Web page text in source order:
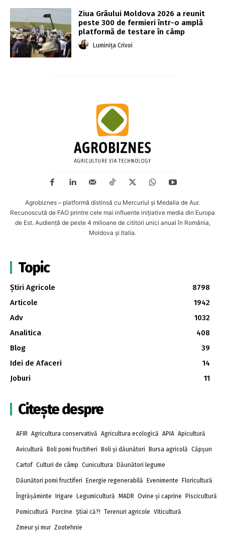
Ziua Grâului Moldova 2026 a reunit
peste 300 de fermieri într-o amplă
platformă de testare în câmp
Luminița Crivoi
Agrobiznes – platformă distinsă cu Mercuriul și Medalia de Aur.
Recunoscută de FAO printre cele mai influente inițiative media din Europa
de Est. Audiență de peste 4 milioane de cititori unici anual în România,
Moldova și Italia.
Topic
Știri Agricole
8798
Articole
1942
Adv
1032
Analitica
408
Blog
39
Idei de Afaceri
14
Joburi
11
Citește despre
AFIR Agricultura conservativă Agricultura ecologică APIA Apicultură
Avicultură Boli pomi fructifieri Boli și dăunători Bursa agricolă Căpșun
Cartof Culturi de câmp Cunicultura Dăunători legume
Dăunători pomi fructiferi Energie regenerabilă Evenimente Floricultură
Îngrășăminte Irigare Legumicultură MADR Ovine și caprine Piscicultură
Pomicultură Porcine Știai că?! Terenuri agricole Viticultură
Zmeur și mur Zootehnie